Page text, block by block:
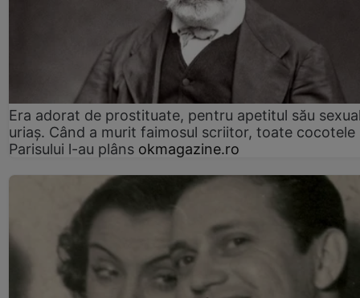
Era adorat de prostituate, pentru apetitul său
uriaș. Când a murit faimosul scriitor, toate cocotele
Parisului l-au plâns okmagazine.ro